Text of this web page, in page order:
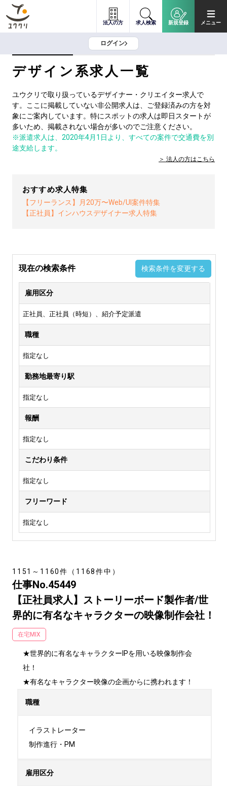
法人の方 求人検索 新規登録 メニュー
ログイン
デザイン系求人一覧
ユウクリで取り扱っているデザイナー・クリエイター求人で
す。ここに掲載していない非公開求人は、ご登録済みの方を対
象にご案内しています。特にスポットの求人は即日スタートが
多いため、掲載されない場合が多いのでご注意ください。
※派遣求人は、2020年4月1日より、すべての案件で交通費を別
途支給します。
法人の方はこちら
おすすめ求人特集
【フリーランス】月20万〜Web/UI案件特集
【正社員】インハウスデザイナー求人特集
現在の検索条件 検索条件を変更する
雇用区分
正社員、正社員（時短）、紹介予定派遣
職種
指定なし
勤務地最寄り駅
指定なし
報酬
指定なし
こだわり条件
指定なし
フリーワード
指定なし
1151～1160件（1168件中）
仕事No.45449
【正社員求人】ストーリーボード製作者/世
界的に有名なキャラクターの映像制作会社！
在宅MIX
★世界的に有名なキャラクターIPを用いる映像制作会
社！
★有名なキャラクター映像の企画からに携われます！
職種
イラストレーター
制作進行・PM
雇用区分